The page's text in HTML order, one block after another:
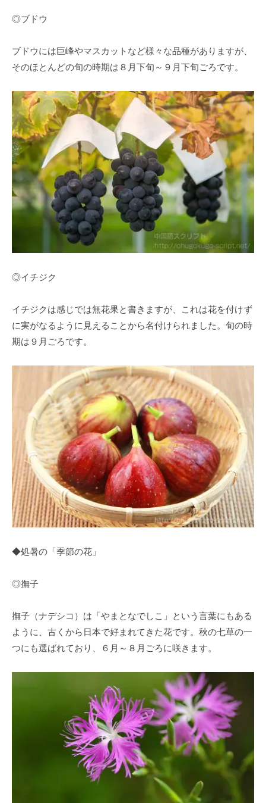
◎ブドウ
ブドウには巨峰やマスカットなど様々な品種がありますが、
そのほとんどの旬の時期は８月下旬～９月下旬ごろです。
◎イチジク
イチジクは感じでは無花果と書きますが、これは花を付けず
に実がなるように見えることから名付けられました。旬の時
期は９月ごろです。
◆処暑の「季節の花」
◎撫子
撫子（ナデシコ）は「やまとなでしこ」という言葉にもある
ように、古くから日本で好まれてきた花です。秋の七草の一
つにも選ばれており、６月～８月ごろに咲きます。